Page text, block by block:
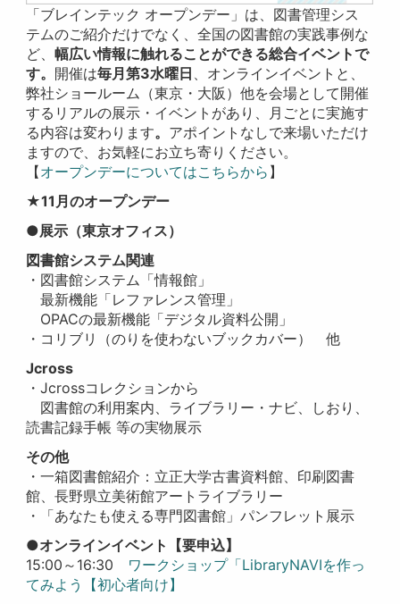
「ブレインテック オープンデー」は、図書管理シス
テムのご紹介だけでなく、全国の図書館の実践事例な
ど、幅広い情報に触れることができる総合イベントで
す。 開催は毎月第3水曜日 、オンラインイベントと、
弊社ショールーム（東京・大阪）他を会場として開催
するリアルの展示・イベントがあり、月ごとに実施す
る内容は変わります。 アポイントなしで来場いただけ
ますので、お気軽にお立ち寄りください。
【オープンデーについてはこちらから 】
★11月のオープンデー
●展示 （東京オフィス）
図書館システム関連
・図書館システム「情報館」
最新機能「レファレンス管理」
OPACの最新機能「デジタル資料公開」
・コリブリ（のりを使わないブックカバー） 他
Jcross
・Jcrossコレクションから
図書館の利用案内、 ライブラリー・ナビ、しおり、
読書記録手帳 等の実物展示
その他
・一箱図書館紹介 ：立正大学古書資料館、印刷図書
館、長野県立美術館アートライブラリー
・「あなたも使える専門図書館」パンフレット展示
●オンラインイベント【要申込】
15:00～16:30 ワークショップ「LibraryNAVIを作っ
てみよう【初心者向け】